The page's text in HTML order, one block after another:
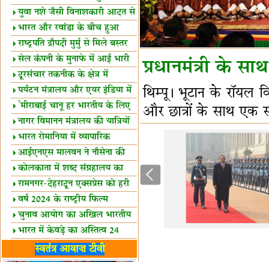
रिश्ता गहरा'
युवा नशे जैसी विनाशकारी आदत से
दूर रहें-मोदी
भारत और रवांडा के बीच हुआ
व्यापार विस्तार
राष्ट्रपति द्रौपदी मुर्मु से मिले बस्तर
के प्रतिनिधि
सेल कंपनी के मुनाफे में आई भारी
उछाल!
दूरसंचार तकनीक के क्षेत्र में
उत्कृष्टता पुरस्कार
पर्यटन मंत्रालय और एयर इंडिया में
समझौता
'मीराबाई चानू हर भारतीय के लिए
प्रेरणा'
नागर विमानन मंत्रालय की यात्रियों
को सलाह
भारत रोमानिया में व्यापारिक
साझेदारियां
आईएनएस मालवन ने नौसेना की
ताकत बढ़ाई
कोलकाता में शब्द संग्रहालय का
उद्घाटन
रामनगर-देहरादून एक्सप्रेस को हरी
झंडीवर्ष 2024 के राष्ट्रीय फिल्म
पुरस्कारों की घोषणा
चुनाव आयोग का अखिल भारतीय
मीडिया सम्मेलन
भारत में केवड़े का अस्तित्‍व 24
लाख वर्ष!
लखनऊ में 'एक राष्ट्र एक चुनाव'
स्वतंत्र आवाज़ टीवी
प्रधानमंत्री के
थिम्पू। भूटान के रॉयल
और छात्रों के साथ एक